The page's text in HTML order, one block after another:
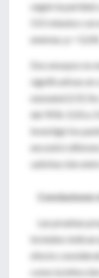
según la
515 minutos
enemas; p = 0,24).
Dos ensayos
significativas en
neonatal (2
del 95%: 0,50 a
investigó los
encontró
satisfacción
Las pruebas
incluidos indican
efecto
como la